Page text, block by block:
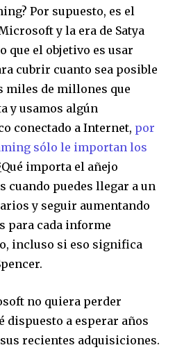
Por supuesto, es el
y la era de Satya
que el objetivo es usar
cubrir cuanto sea posible
miles de millones que
y usamos algún
conectado a Internet, por
sólo le importan los
importa el añejo
cuando puedes llegar a un
y seguir aumentando
para cada informe
incluso si eso significa
no quiera perder
dispuesto a esperar años
recientes adquisiciones.